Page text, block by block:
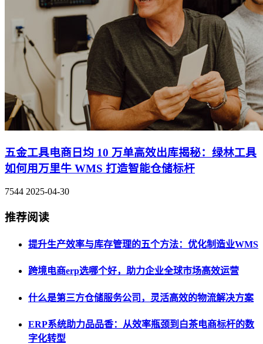
五金工具电商日均 10 万单高效出库揭秘：绿林工具
如何用万里牛 WMS 打造智能仓储标杆
7544 2025-04-30
推荐阅读
提升生产效率与库存管理的五个方法：优化制造业WMS
跨境电商erp选哪个好，助力企业全球市场高效运营
什么是第三方仓储服务公司，灵活高效的物流解决方案
ERP系统助力品品香：从效率瓶颈到白茶电商标杆的数
字化转型